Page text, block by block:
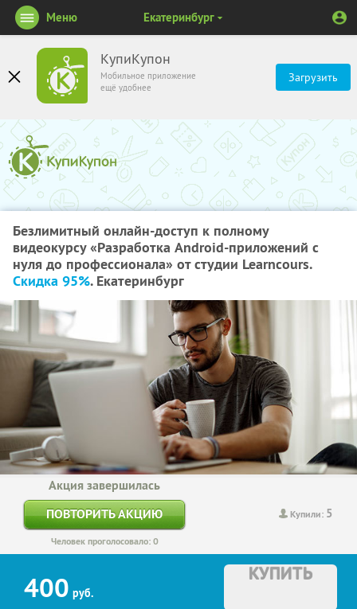
КупиКупон
Мобильное приложение
ещё удобнее
Загрузить
Меню Екатеринбург
Безлимитный онлайн-доступ к полному
видеокурсу «Разработка Android-приложений с
нуля до профессионала» от студии Learncours.
Скидка 95%. Екатеринбург
Купили: 5
Акция завершилась
ПОВТОРИТЬ АКЦИЮ
Человек проголосовало: 0
400 руб.
КУПИТЬ